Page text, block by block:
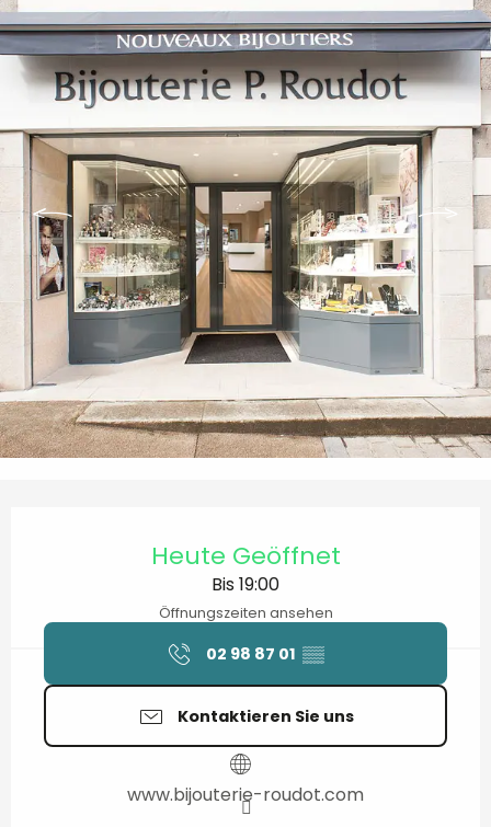
Heute Geöffnet
Bis 19:00
Öffnungszeiten ansehen
02 98 87 01 ▒▒
Kontaktieren Sie uns
www.bijouterie-roudot.com